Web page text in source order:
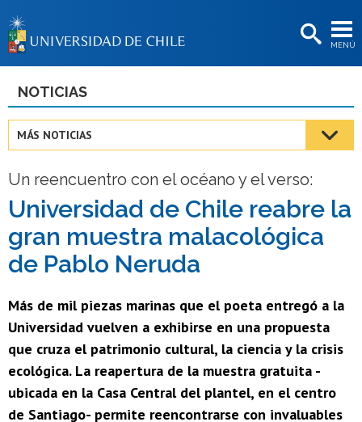
MENÚ
BIBLIOTECAS
Estudiantes
Académicas/os
Funcionarias/os
Egresadas/os
NOTICIAS
MÁS NOTICIAS
Un reencuentro con el océano y el verso:
Universidad de Chile reabre la
gran muestra malacológica
de Pablo Neruda
Más de mil piezas marinas que el poeta entregó a la
Universidad vuelven a exhibirse en una propuesta
que cruza el patrimonio cultural, la ciencia y la crisis
ecológica. La reapertura de la muestra gratuita -
ubicada en la Casa Central del plantel, en el centro
de Santiago- permite reencontrarse con invaluables